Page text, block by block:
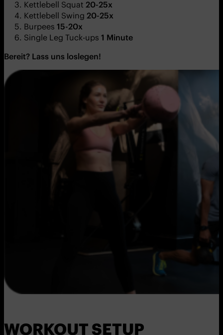
Kettlebell Squat 20-25x
Kettlebell Swing 20-25x
Burpees 15-20x
Single Leg Tuck-ups 1 Minute
Bereit? Lass uns loslegen!
WORKOUT SETUP